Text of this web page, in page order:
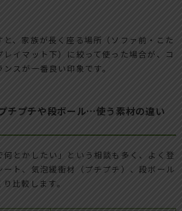
、家族が長く座る場所（ソファ前・こた
イマット下）に絞って使った場合が、コ
スが一番良い印象です。
チプチや段ボール…使う素材の違い
何とかしたい」という相談も多く、よく登
ート、気泡緩衝材（プチプチ）、段ボール
比較します。